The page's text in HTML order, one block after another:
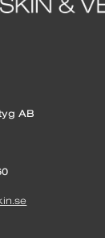
AB